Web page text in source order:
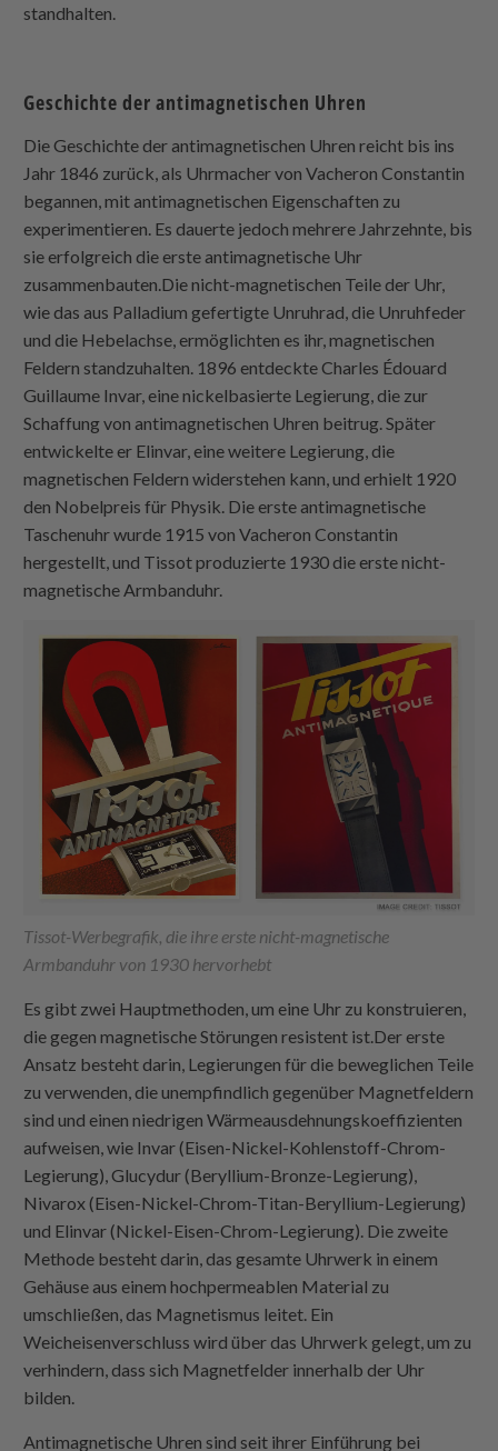
standhalten.
Geschichte der antimagnetischen Uhren
Die Geschichte der antimagnetischen Uhren reicht bis ins
Jahr 1846 zurück, als Uhrmacher von Vacheron Constantin
begannen, mit antimagnetischen Eigenschaften zu
experimentieren. Es dauerte jedoch mehrere Jahrzehnte, bis
sie erfolgreich die erste antimagnetische Uhr
zusammenbauten.Die nicht-magnetischen Teile der Uhr,
wie das aus Palladium gefertigte Unruhrad, die Unruhfeder
und die Hebelachse, ermöglichten es ihr, magnetischen
Feldern standzuhalten. 1896 entdeckte Charles Édouard
Guillaume Invar, eine nickelbasierte Legierung, die zur
Schaffung von antimagnetischen Uhren beitrug. Später
entwickelte er Elinvar, eine weitere Legierung, die
magnetischen Feldern widerstehen kann, und erhielt 1920
den Nobelpreis für Physik. Die erste antimagnetische
Taschenuhr wurde 1915 von Vacheron Constantin
hergestellt, und Tissot produzierte 1930 die erste nicht-
magnetische Armbanduhr.
Tissot-Werbegrafik, die ihre erste nicht-magnetische
Armbanduhr von 1930 hervorhebt
Es gibt zwei Hauptmethoden, um eine Uhr zu konstruieren,
die gegen magnetische Störungen resistent ist.Der erste
Ansatz besteht darin, Legierungen für die beweglichen Teile
zu verwenden, die unempfindlich gegenüber Magnetfeldern
sind und einen niedrigen Wärmeausdehnungskoeffizienten
aufweisen, wie Invar (Eisen-Nickel-Kohlenstoff-Chrom-
Legierung), Glucydur (Beryllium-Bronze-Legierung),
Nivarox (Eisen-Nickel-Chrom-Titan-Beryllium-Legierung)
und Elinvar (Nickel-Eisen-Chrom-Legierung). Die zweite
Methode besteht darin, das gesamte Uhrwerk in einem
Gehäuse aus einem hochpermeablen Material zu
umschließen, das Magnetismus leitet. Ein
Weicheisenverschluss wird über das Uhrwerk gelegt, um zu
verhindern, dass sich Magnetfelder innerhalb der Uhr
bilden.
Antimagnetische Uhren sind seit ihrer Einführung bei